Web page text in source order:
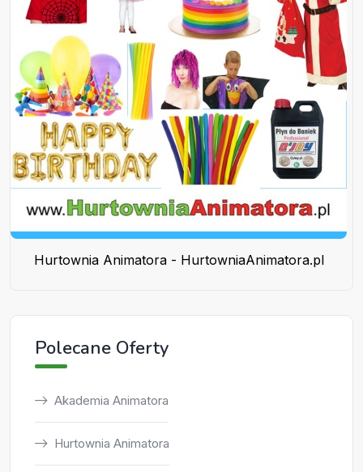
Hurtownia Animatora - HurtowniaAnimatora.pl
Polecane Oferty
Akademia Animatora
Hurtownia Animatora